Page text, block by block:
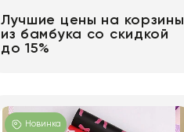
Лучшие цены на корзины
из бамбука со скидкой
до 15%
Новинка